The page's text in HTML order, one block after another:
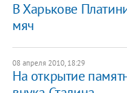
В Харькове
мяч
08 апреля 2010, 18:29
На открытие